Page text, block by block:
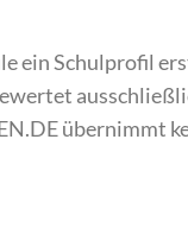
ein Schulprofil
übernimmt